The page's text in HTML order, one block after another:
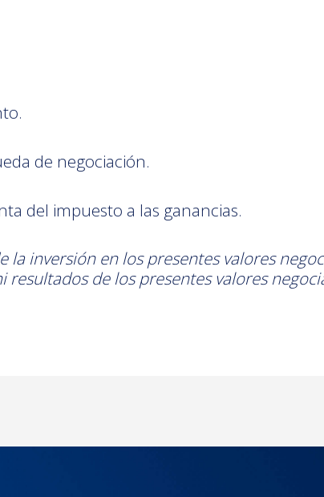
de negociación.
del impuesto a las ganancias.
inversión en los presentes valores
de los presentes valores